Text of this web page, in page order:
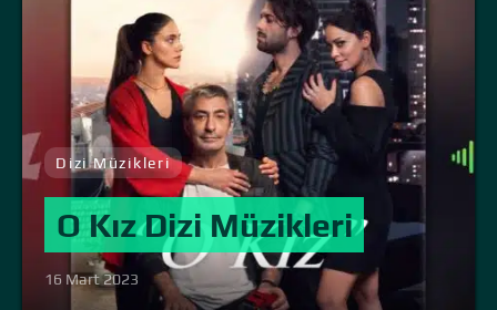
Dizi Müzikleri
O Kız Dizi Müzikleri
16 Mart 2023